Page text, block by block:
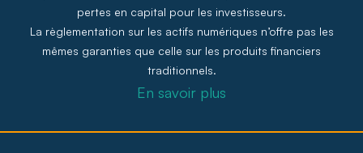
pertes en capital pour les investisseurs.
La règlementation sur les actifs numériques n’offre pas les
mêmes garanties que celle sur les produits financiers
traditionnels.
En savoir plus